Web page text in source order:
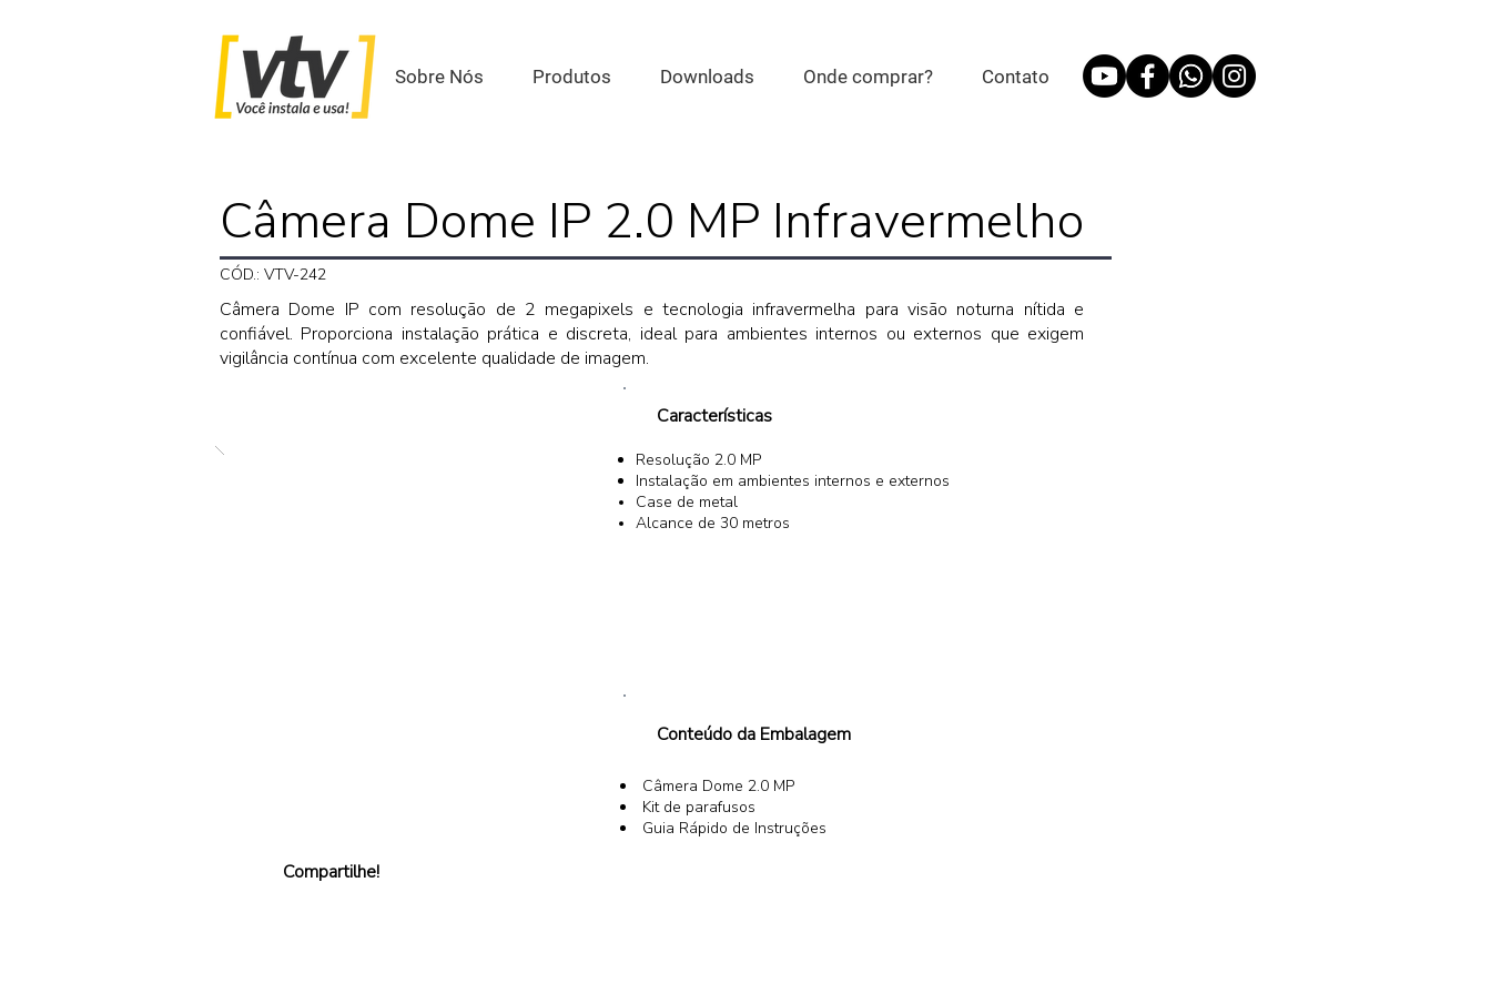
Sobre Nós Produtos Downloads Onde comprar? Contato
Câmera Dome IP 2.0 MP Infravermelho
CÓD.: VTV-242
Câmera Dome IP com resolução de 2 megapixels e tecnologia infravermelha para visão noturna nítida e
confiável. Proporciona instalação prática e discreta, ideal para ambientes internos ou externos que exigem
vigilância contínua com excelente qualidade de imagem.
Compartilhe!
Características
Resolução 2.0 MP
Instalação em ambientes internos e externos
Case de metal
Alcance de 30 metros
Conteúdo da Embalagem
Câmera Dome 2.0 MP
Kit de parafusos
Guia Rápido de Instruções